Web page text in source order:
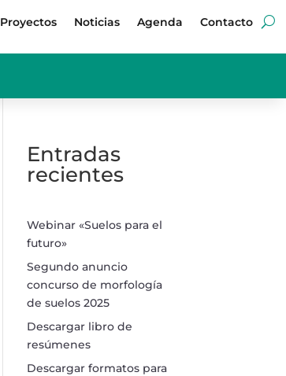
Proyectos Noticias Agenda Contacto
Entradas
recientes
Webinar «Suelos para el
futuro»
Segundo anuncio
concurso de morfología
de suelos 2025
Descargar libro de
resúmenes
Descargar formatos para